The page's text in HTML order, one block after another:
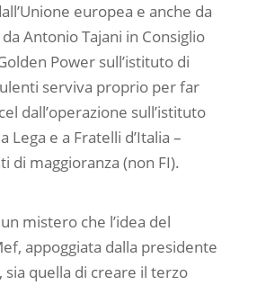
europea e anche da
Antonio Tajani in Consiglio
Power sull’istituto di
serviva proprio per far
dall’operazione sull’istituto
Lega e a Fratelli d’Italia –
di maggioranza (non FI).
mistero che l’idea del
appoggiata dalla presidente
sia quella di creare il terzo